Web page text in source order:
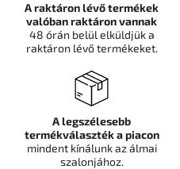
A raktáron lévő termékek
valóban raktáron vannak
48 órán belül elküldjük a
raktáron lévő termékeket.
A legszélesebb
termékválaszték a piacon
mindent kínálunk az álmai
szalonjához.